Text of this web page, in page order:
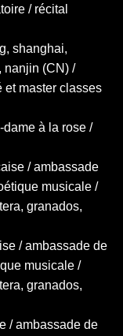
/ récital
shanghai,
nanjin (CN) /
et master classes
à la rose /
/ ambassade
musicale /
granados,
/ ambassade de
musicale /
granados,
/ ambassade de